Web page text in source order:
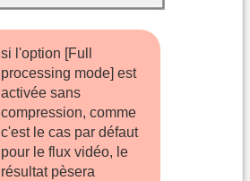
si l'option [Full
processing mode] est
activée sans
compression, comme
c'est le cas par défaut
pour le flux vidéo, le
résultat pèsera